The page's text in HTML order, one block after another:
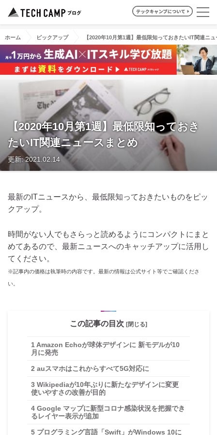
ホーム ピックアップ 【2020年10月第1週】最低限知っておきたいIT関連ニ
【2020年10月第1週】最低限知っておき
たいIT関連ニュースまとめ
更新: 2021.02.14
最新のITニュースから、最低限知っておきたいものをピッ
クアップ。
時間がない人でもさらっと読めるようにコンパクトにまと
めてあるので、最新ニュースへのキャッチアップに活用し
てください。
※記事内の価格は執筆時の内容です。最新の情報は公式サイト等でご確認くださ
い。
この記事の目次 [閉じる]
1 Amazon Echoが球体デザインに 新モデルが10
月に発売
2 auスマホはこれからすべて5G対応に
3 Wikipediaが10年ぶりに新たなデザインに変更
使いやすさの改善が目的
4 Google マップに新型コロナ感染状況を把握でき
るレイヤー表示が追加
5 プログラミング言語「Swift」がWindows 10に